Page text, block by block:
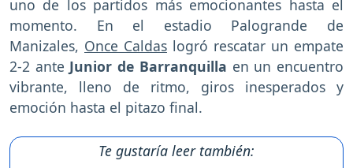
uno de los partidos más emocionantes hasta el
momento. En el estadio Palogrande de
Manizales, Once Caldas logró rescatar un empate
2-2 ante Junior de Barranquilla en un encuentro
vibrante, lleno de ritmo, giros inesperados y
emoción hasta el pitazo final.
Te gustaría leer también: